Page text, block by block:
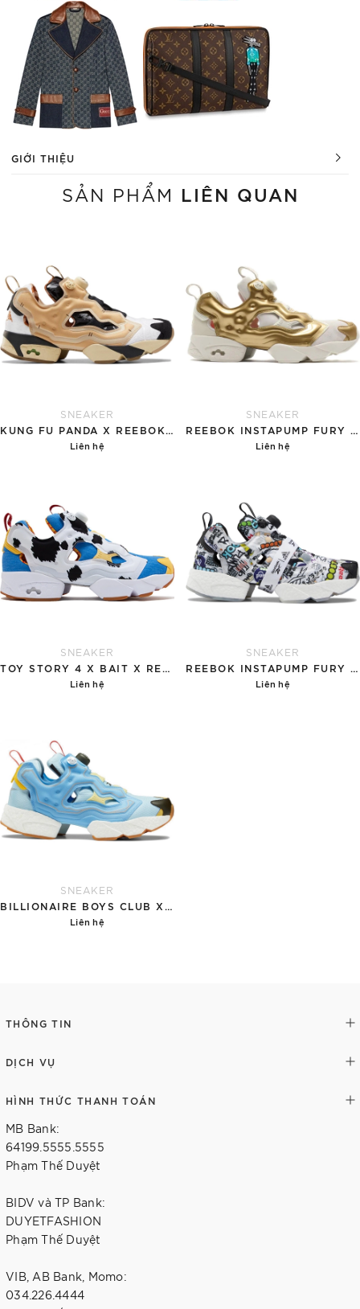
GIỚI THIỆU
SẢN PHẨM LIÊN QUAN
SNEAKER
KUNG FU PANDA X REEBOK INSTAPUMP FURY 'PO'
Liên hệ
SNEAKER
REEBOK INSTAPUMP FURY 'GOLD'
Liên hệ
SNEAKER
TOY STORY 4 X BAIT X REEBOK INSTAPUMP FURY OG MIXED 'WOODY AND BUZZ'
Liên hệ
SNEAKER
REEBOK INSTAPUMP FURY BOOST 'STICKER CITY'
Liên hệ
SNEAKER
BILLIONAIRE BOYS CLUB X REEBOK INSTAPUMP FURY BOOST 'WATER'
Liên hệ
THÔNG TIN
DỊCH VỤ
HÌNH THỨC THANH TOÁN
MB Bank:
64199.5555.5555
Phạm Thế Duyệt
BIDV và TP Bank:
DUYETFASHION
Phạm Thế Duyệt
VIB, AB Bank, Momo:
034.226.4444